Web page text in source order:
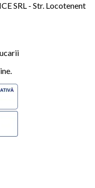
SRL - Str. Locotenent